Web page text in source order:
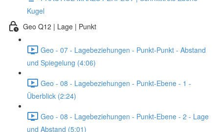
Kugel
Geo Q12 | Lage | Punkt
Geo - 07 - Lagebeziehungen - Punkt-Punkt - Abstand
und Spiegelung (4:06)
Geo - 08 - Lagebeziehungen - Punkt-Ebene - 1 -
Überblick (2:24)
Geo - 08 - Lagebeziehungen - Punkt-Ebene - 2 - Lage
und Abstand (5:01)